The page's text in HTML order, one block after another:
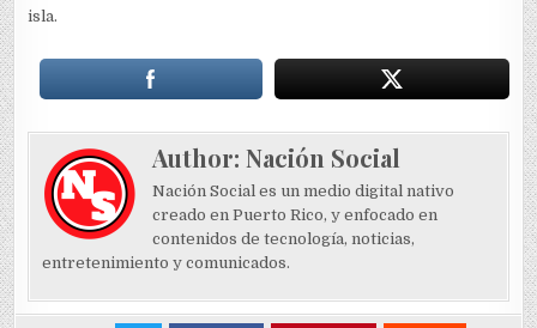
isla.
Author:Nación Social
Nación Social es un medio digital nativo
creado en Puerto Rico, y enfocado en
contenidos de tecnología, noticias,
entretenimiento y comunicados.